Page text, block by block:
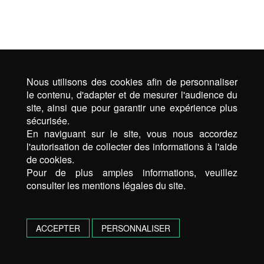
Nous utilisons des cookies afin de personnaliser
le contenu, d'adapter et de mesurer l'audience du
site, ainsi que pour garantir une expérience plus
sécurisée.
En naviguant sur le site, vous nous accordez
l'autorisation de collecter des informations à l'aide
de cookies.
Pour de plus amples informations, veuillez
consulter les mentions légales du site.
ACCEPTER PERSONNALISER